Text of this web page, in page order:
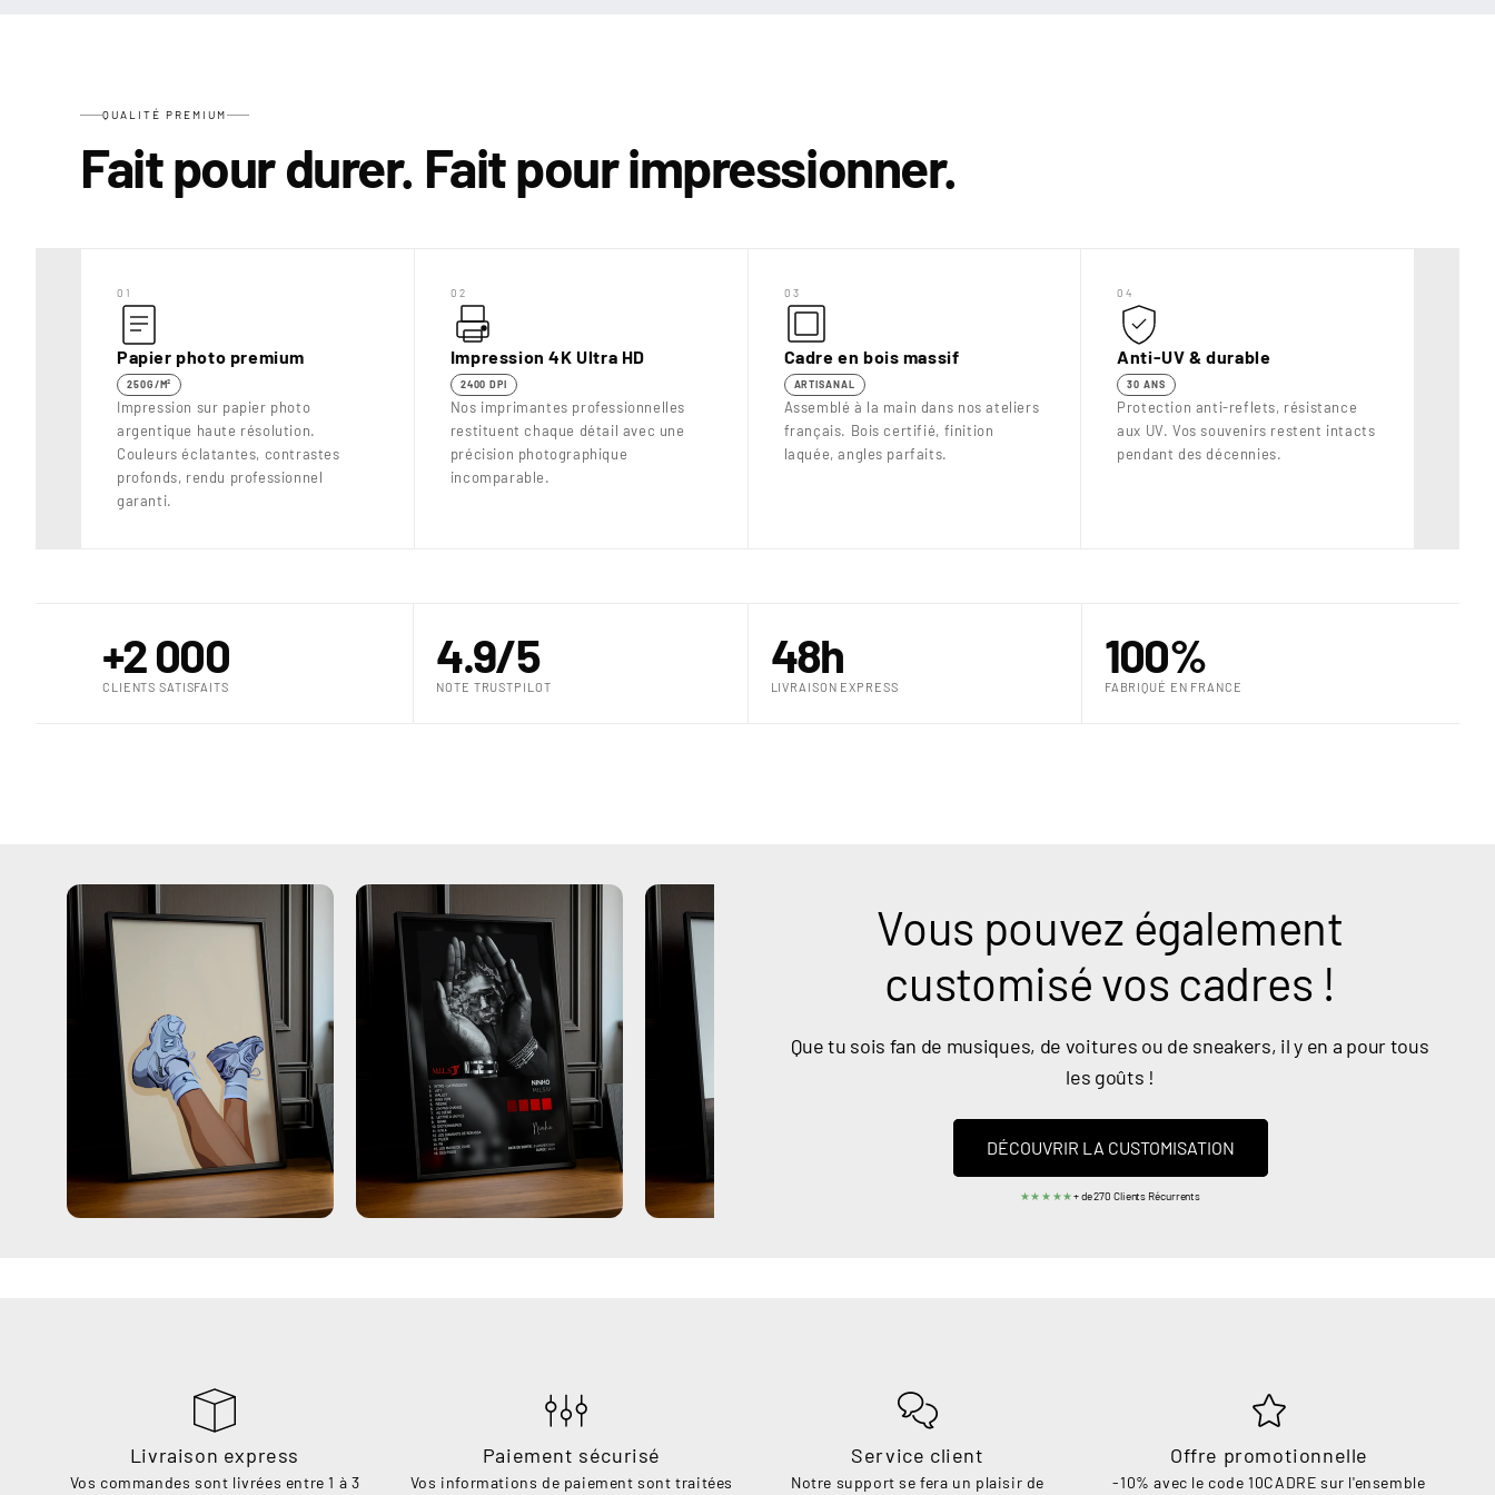
€“
QUALITÉ PREMIUM
Fait pour durer. Fait pour impressionner.
01
Papier photo premium
250G/M²
Impression sur papier photo
argentique haute résolution.
Couleurs éclatantes, contrastes
profonds, rendu professionnel
garanti.
02
Impression 4K Ultra HD
2400 DPI
Nos imprimantes professionnelles
restituent chaque détail avec une
précision photographique
incomparable.
03
Cadre en bois massif
ARTISANAL
Assemblé à la main dans nos ateliers
français. Bois certifié, finition
laquée, angles parfaits.
04
Anti-UV & durable
30 ANS
Protection anti-reflets, résistance
aux UV. Vos souvenirs restent intacts
pendant des décennies.
+2 000
CLIENTS SATISFAITS
4.9/5
NOTE TRUSTPILOT
48h
LIVRAISON EXPRESS
100%
FABRIQUÉ EN FRANCE
Vous pouvez également
customisé vos cadres !
Que tu sois fan de musiques, de voitures ou de sneakers, il y en a pour tous
les goûts !
DÉCOUVRIR LA CUSTOMISATION
★★★★★+ de 270 Clients Récurrents
Livraison express
Vos commandes sont livrées entre 1 à 3
Paiement sécurisé
Vos informations de paiement sont traitées
Service client
Notre support se fera un plaisir de
Offre promotionnelle
-10% avec le code 10CADRE sur l'ensemble